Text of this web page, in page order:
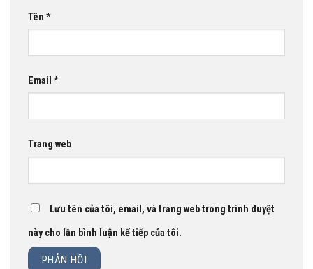
Tên *
Email *
Trang web
Lưu tên của tôi, email, và trang web trong trình duyệt
này cho lần bình luận kế tiếp của tôi.